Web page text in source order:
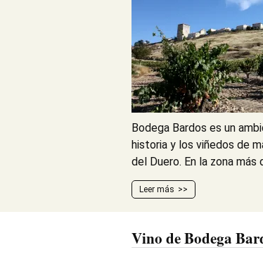
Bodega Bardos es un
historia y los viñedos de
del Duero. En la zona más
Leer más
Vino de Bodega